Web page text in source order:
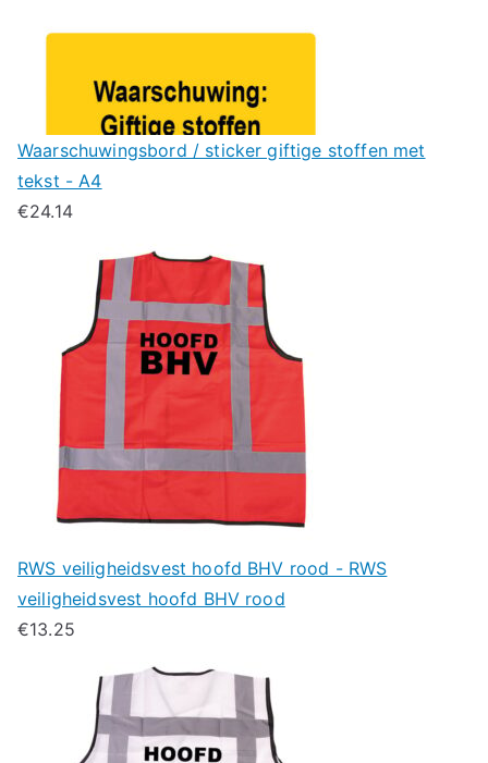
Waarschuwingsbord / sticker giftige stoffen met
tekst - A4
€24.14
RWS veiligheidsvest hoofd BHV rood - RWS
veiligheidsvest hoofd BHV rood
€13.25